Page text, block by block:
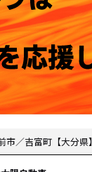
市／吉富町【大分